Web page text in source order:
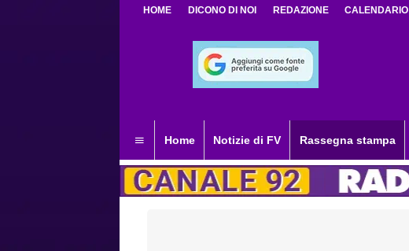
HOME DICONO DI NOI REDAZIONE CALENDARIO
Home Notizie di FV Rassegna stampa